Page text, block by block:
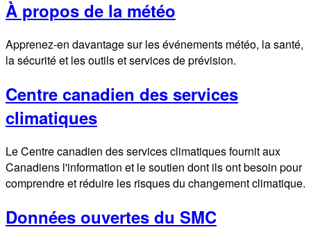
À propos de la météo
Apprenez-en davantage sur les événements météo, la santé,
la sécurité et les outils et services de prévision.
Centre canadien des services
climatiques
Le Centre canadien des services climatiques fournit aux
Canadiens l'information et le soutien dont ils ont besoin pour
comprendre et réduire les risques du changement climatique.
Données ouvertes du SMC